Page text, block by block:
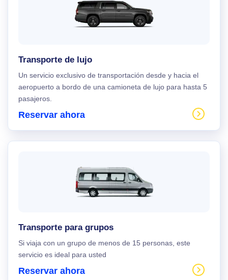
Transporte de lujo
Un servicio exclusivo de transportación desde y hacia el
aeropuerto a bordo de una camioneta de lujo para hasta 5
pasajeros.
Reservar ahora
Transporte para grupos
Si viaja con un grupo de menos de 15 personas, este
servicio es ideal para usted
Reservar ahora